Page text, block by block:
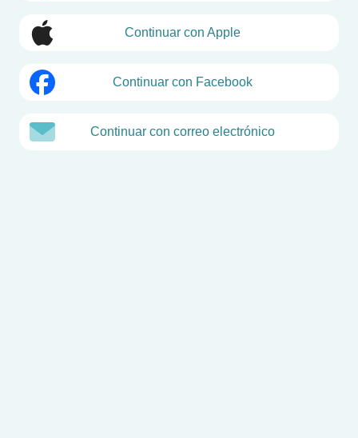
Continuar con Apple
Continuar con Facebook
Continuar con correo electrónico